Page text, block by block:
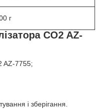
г
CO2 AZ-
AZ-7755;
і зберігання.